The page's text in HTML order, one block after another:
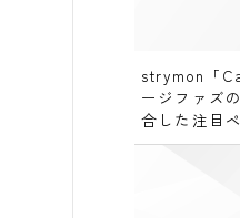
strymon「
ージファズ
合した注目